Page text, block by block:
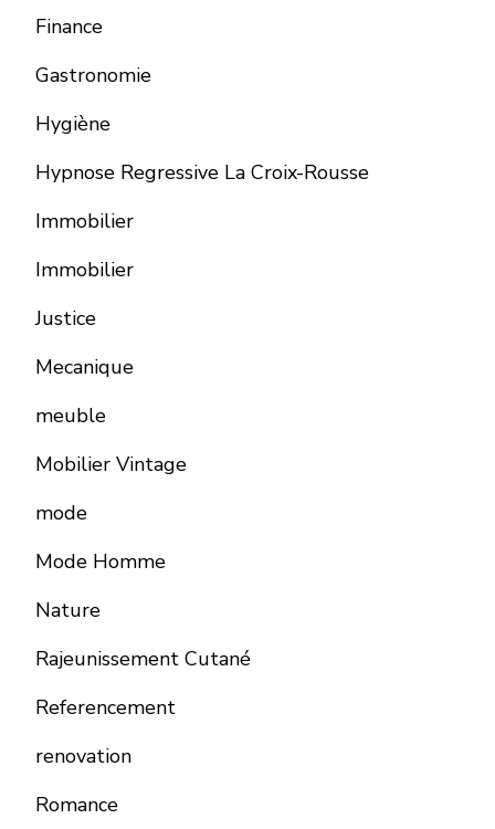
Finance
Gastronomie
Hygiène
Hypnose Regressive La Croix-Rousse
Immobilier
Immobilier
Justice
Mecanique
meuble
Mobilier Vintage
mode
Mode Homme
Nature
Rajeunissement Cutané
Referencement
renovation
Romance